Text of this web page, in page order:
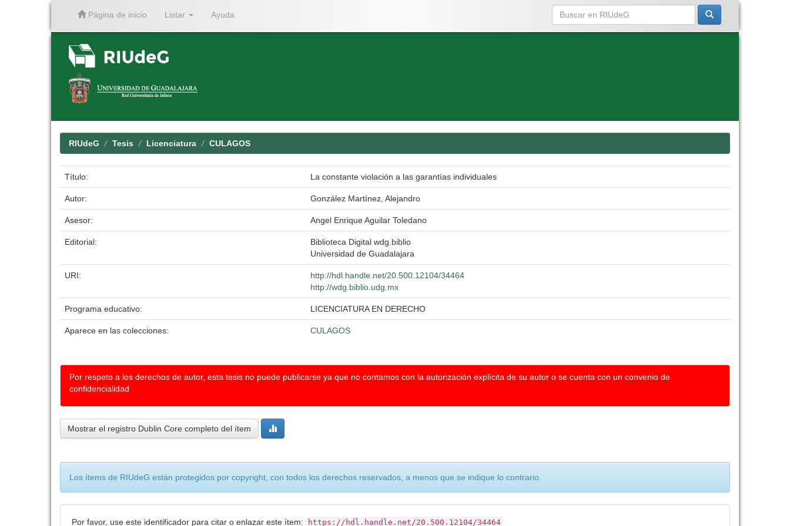
Página de inicio Listar Ayuda
RIUdeG Tesis Licenciatura CULAGOS
Título: La constante violación a las garantías individuales
Autor: González Martínez, Alejandro
Asesor: Angel Enrique Aguilar Toledano
Editorial:
Biblioteca Digital wdg.biblio
Universidad de Guadalajara
URI:
http://hdl.handle.net/20.500.12104/34464
http://wdg.biblio.udg.mx
Programa educativo: LICENCIATURA EN DERECHO
Aparece en las colecciones: CULAGOS
Por respeto a los derechos de autor, esta tesis no puede publicarse ya que no contamos con la autorización explícita de su autor o se cuenta con un convenio de
confidencialidad
Mostrar el registro Dublin Core completo del ítem
Los ítems de RIUdeG están protegidos por copyright, con todos los derechos reservados, a menos que se indique lo contrario.
Por favor, use este identificador para citar o enlazar este ítem: https://hdl.handle.net/20.500.12104/34464